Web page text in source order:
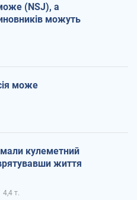
(NSJ), а
можуть
може
кулеметний
життя
4,4 т.